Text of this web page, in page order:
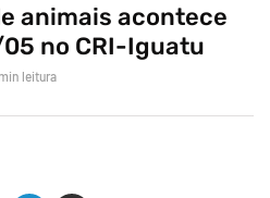
animais acontece
no CRI-Iguatu
leitura